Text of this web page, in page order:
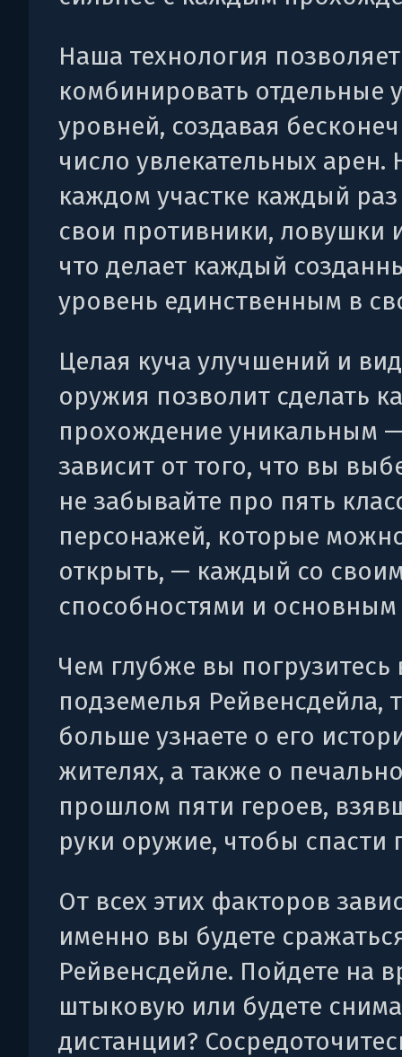
Наша технология позволяет
комбинировать отдельные
уровней, создавая
число увлекательных арен.
каждом участке каждый раз
свои противники, ловушки
что делает каждый
уровень единственным в
Целая куча улучшений и
оружия позволит сделать
прохождение уникальным
зависит от того, что вы
не забывайте про пять
персонажей, которые
открыть, — каждый со
способностями и
Чем глубже вы погрузитесь
подземелья Рейвенсдейла,
больше узнаете о его
жителях, а также о
прошлом пяти героев,
руки оружие, чтобы спасти
От всех этих факторов
именно вы будете
Рейвенсдейле. Пойдете на
штыковую или будете
дистанции?